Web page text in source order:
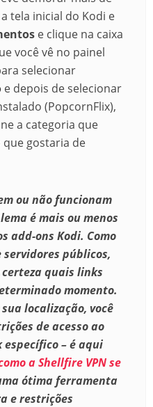
tela inicial do Kodi e
e clique na caixa
você vê no painel
selecionar
e depois de selecionar
(PopcornFlix),
a categoria que
gostaria de
ou não funcionam
é mais ou menos
add-ons Kodi. Como
servidores públicos,
certeza quais links
momento.
localização, você
de acesso ao
– é aqui
a Shellfire VPN se
ótima ferramenta
e restrições